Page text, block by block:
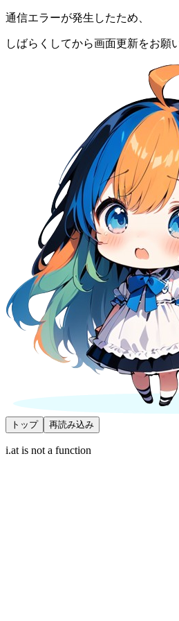
通信エラーが発生したため、
しばらくしてから画面更新をお願
トップ 再読み込み
i.at is not a function